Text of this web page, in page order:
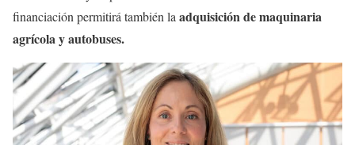
financiación permitirá también la adquisición de maquinaria
agrícola y autobuses.